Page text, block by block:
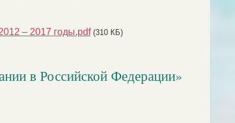
– 2017 годы.pdf (310 КБ)
в Российской Федерации»